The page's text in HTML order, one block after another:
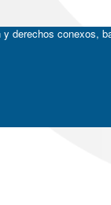
derechos conexos,